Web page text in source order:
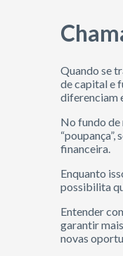
Quando se
de capital e
diferenciam
No fundo de
financeira.
Enquanto
possibilita
Entender
garantir
novas